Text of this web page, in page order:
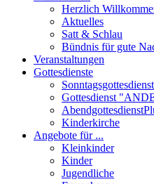
Herzlich
Aktuelles
Satt & Schlau
Bündnis für gute
Veranstaltungen
Gottesdienste
Gottesdienst
Kinderkirche
Angebote für ...
Kleinkinder
Kinder
Jugendliche